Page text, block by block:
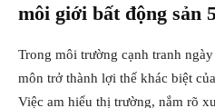
môi giới bất động sản
Trong môi trường cạnh tranh
môn trở thành lợi thế khác biệt
Việc am hiểu thị trường, nắm rõ